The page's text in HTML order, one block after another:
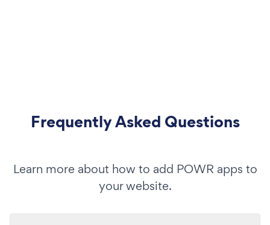
Frequently Asked Questions
Learn more about how to add POWR apps to
your website.